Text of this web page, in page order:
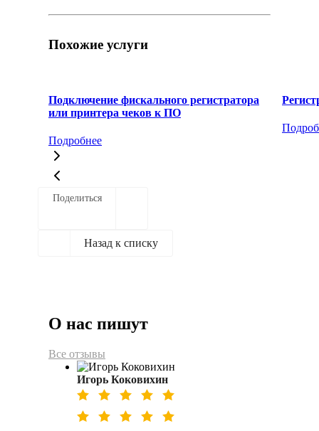
Похожие услуги
Подключение фискального регистратора
или принтера чеков к ПО
Подробнее
Поделиться
Назад к списку
О нас пишут
Все отзывы
Игорь Коковихин